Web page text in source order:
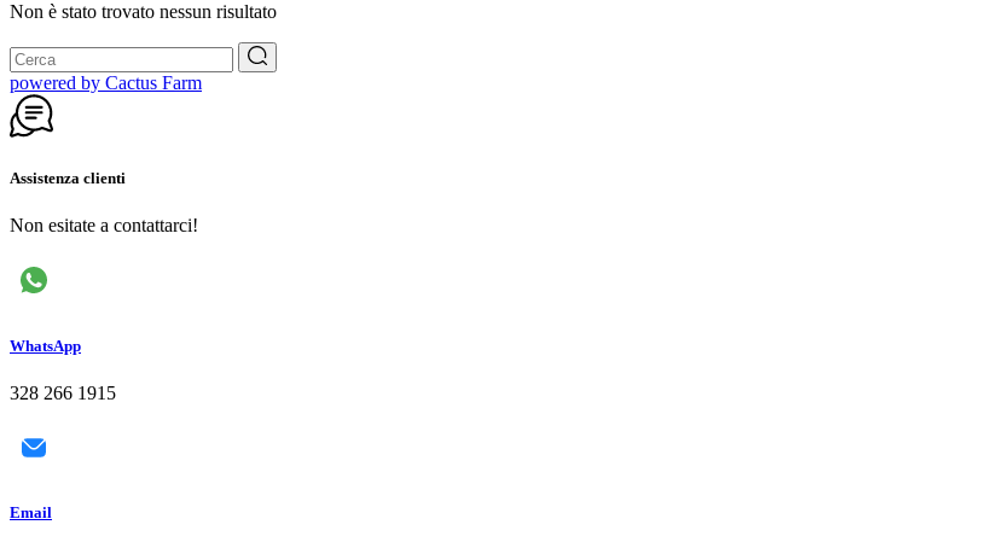
Non è stato trovato nessun risultato
powered by Cactus Farm
Assistenza clienti
Non esitate a contattarci!
WhatsApp
328 266 1915
Email